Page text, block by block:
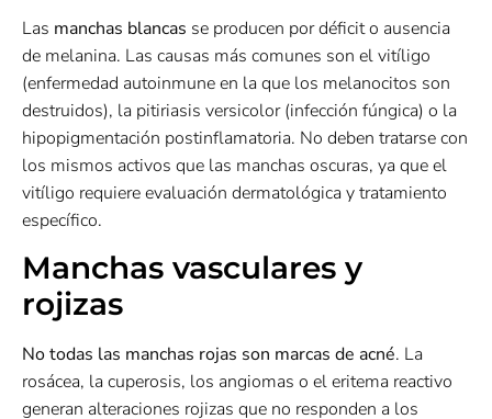
Las manchas blancas se producen por déficit o ausencia
de melanina. Las causas más comunes son el vitíligo
(enfermedad autoinmune en la que los melanocitos son
destruidos), la pitiriasis versicolor (infección fúngica) o la
hipopigmentación postinflamatoria. No deben tratarse con
los mismos activos que las manchas oscuras, ya que el
vitíligo requiere evaluación dermatológica y tratamiento
específico.
Manchas vasculares y
rojizas
No todas las manchas rojas son marcas de acné. La
rosácea, la cuperosis, los angiomas o el eritema reactivo
generan alteraciones rojizas que no responden a los